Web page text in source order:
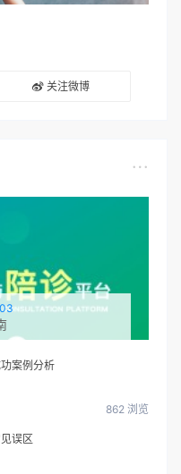
关注微博
案例分析
862 浏览
误区